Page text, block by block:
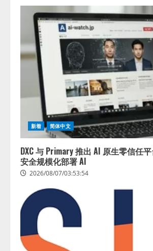
新着 简体中文
DXC 与 Primary 推出 AI 原生零信任
安全规模化部署 AI
2026/08/07/03:53:54